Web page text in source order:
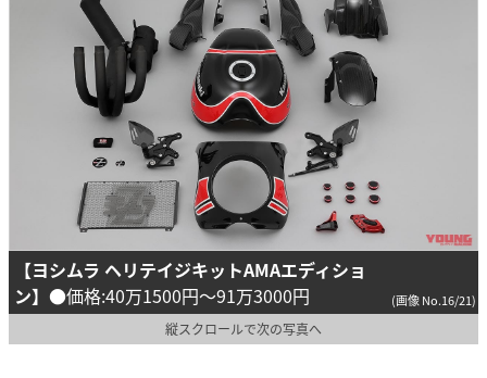
【ヨシムラ ヘリテイジキットAMAエディショ
ン】 ●価格:40万1500円～91万3000円 (画像 No.16/21)
縦スクロールで次の写真へ